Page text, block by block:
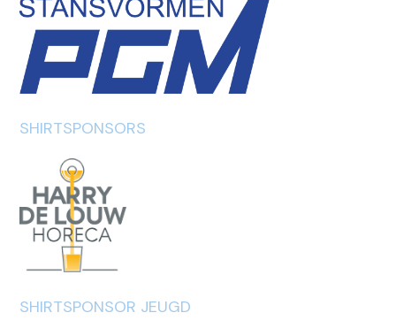
SHIRTSPONSORS
SHIRTSPONSOR JEUGD